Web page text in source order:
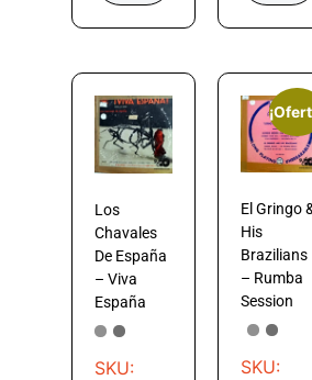
Los
Chavales
De España
– Viva
España
SKU:
El Gringo
His
Brazilians
– Rumba
Session
SKU: